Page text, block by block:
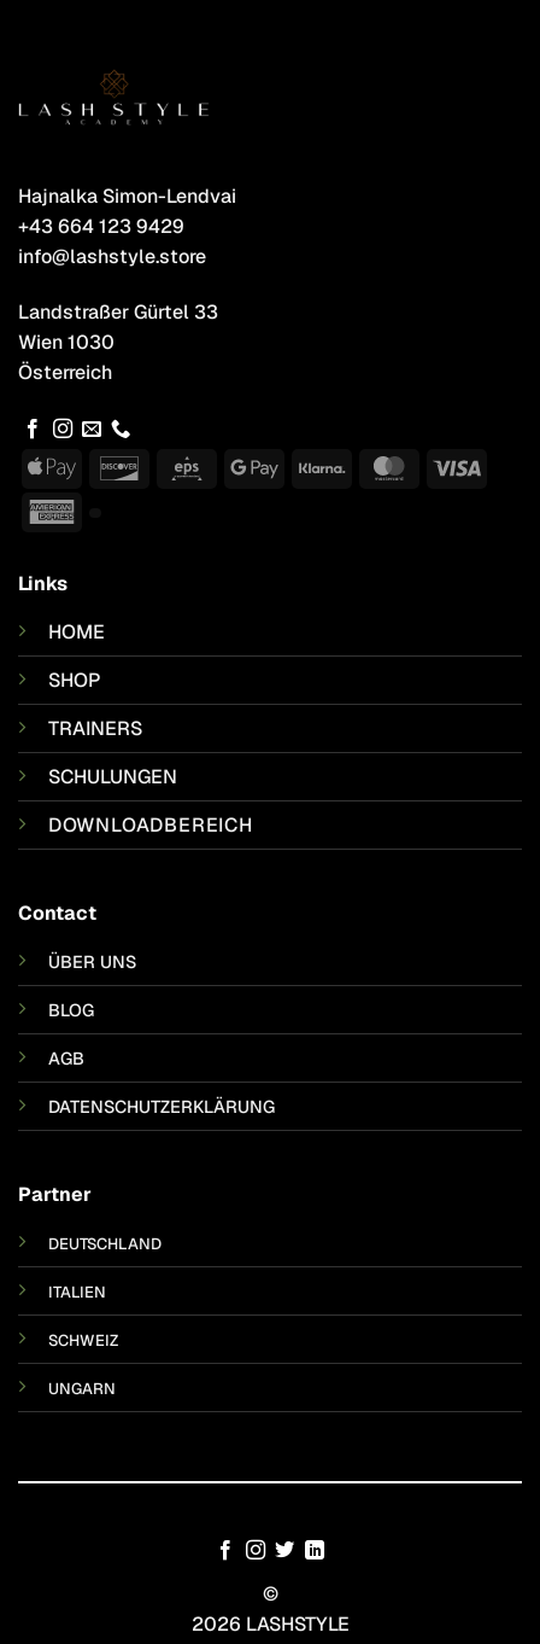
Hajnalka Simon-Lendvai
+43 664 123 9429
info@lashstyle.store
Landstraßer Gürtel 33
Wien 1030
Österreich
Apple
Discover Eps
GoogleKlarna MasterCard
Visa
Links
HOME
SHOP
TRAINERS
SCHULUNGEN
DOWNLOADBEREICH
Contact
ÜBER UNS
BLOG
AGB
DATENSCHUTZERKLÄRUNG
Partner
DEUTSCHLAND
ITALIEN
SCHWEIZ
UNGARN
©
2026 LASHSTYLE